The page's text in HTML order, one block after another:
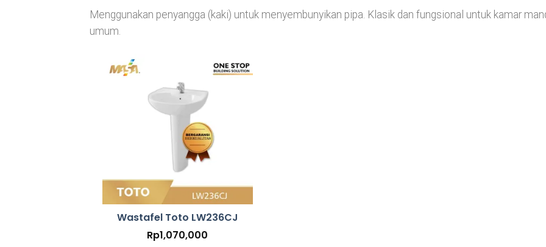
Menggunakan penyangga (kaki) untuk menyembunyikan pipa. Klasik dan fungsional untuk kamar
umum.
Wastafel Toto LW236CJ
Rp1,070,000